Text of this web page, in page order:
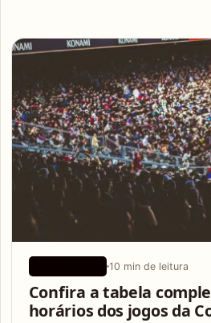
Articles
10 min de leitura
Confira a tabela
horários dos jogos da